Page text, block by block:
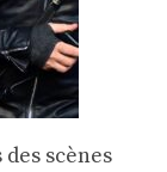
scènes